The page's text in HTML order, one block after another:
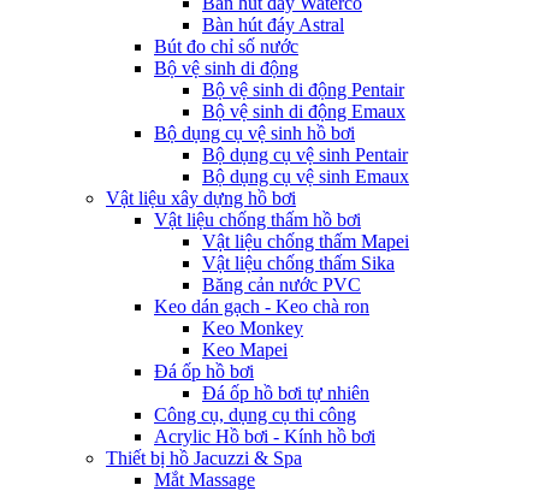
Bàn hút đáy Astral
Bút đo chỉ số nước
Bộ vệ sinh di động
Bộ vệ sinh di động Pentair
Bộ vệ sinh di động Emaux
Bộ dụng cụ vệ sinh hồ bơi
Bộ dụng cụ vệ sinh Pentair
Bộ dụng cụ vệ sinh Emaux
Vật liệu xây dựng hồ bơi
Vật liệu chống thấm hồ bơi
Vật liệu chống thấm Mapei
Vật liệu chống thấm Sika
Băng cản nước PVC
Keo dán gạch - Keo chà ron
Keo Monkey
Keo Mapei
Đá ốp hồ bơi
Đá ốp hồ bơi tự nhiên
Công cụ, dụng cụ thi công
Acrylic Hồ bơi - Kính hồ bơi
Thiết bị hồ Jacuzzi & Spa
Mắt Massage